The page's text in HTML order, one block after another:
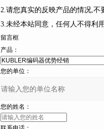
2.请您真实的反映产品的情况,不要捏
3.未经本站同意，任何人不得利
留言框
产品：
您的单位：
您的姓名：